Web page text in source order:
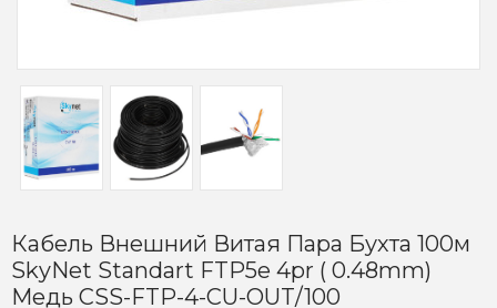
Кабель Внешний Витая Пара Бухта 100м
SkyNet Standart FTP5e 4pr ( 0.48mm)
Медь CSS-FTP-4-CU-OUT/100